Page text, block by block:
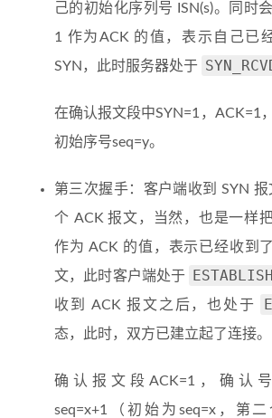
己的初始化序列号 ISN(s)。同时
1 作为ACK 的值，表示自己已
SYN，此时服务器处于
在确认报文段中SYN=1，ACK=1
初始序号seq=y。
第三次握手：客户端收到 SYN
个 ACK 报文，当然，也是一样
作为 ACK 的值，表示已经收到
文，此时客户端处于
收到 ACK 报文之后，也处于
态，此时，双方已建立起了连接。
确认报文段ACK=1，确认
seq=x+1（初始为seq=x，第